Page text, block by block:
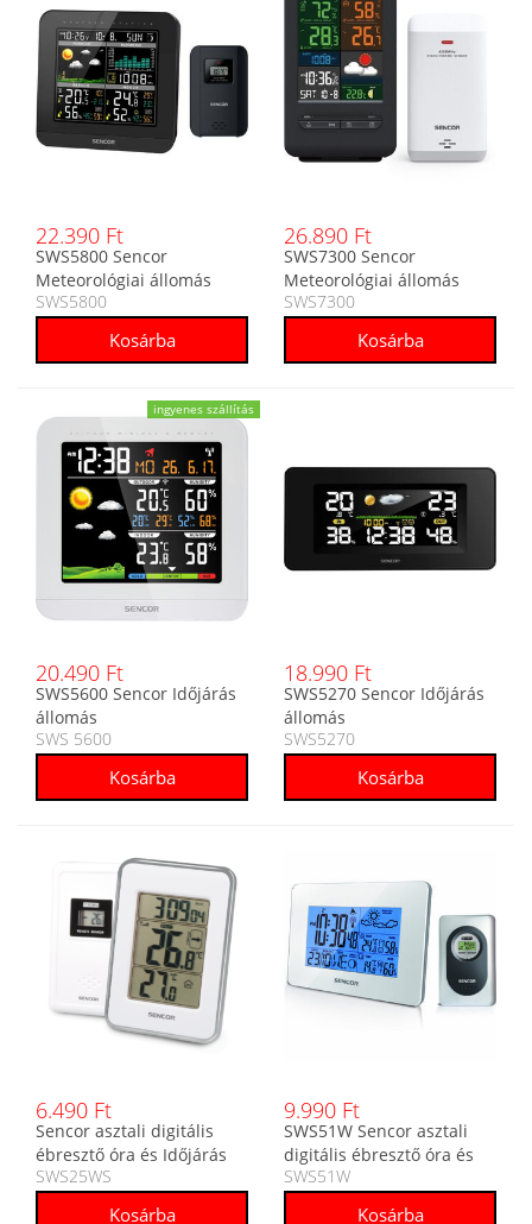
22.390 Ft
SWS5800 Sencor
Meteorológiai állomás
SWS5800
26.890 Ft
SWS7300 Sencor
Meteorológiai állomás
SWS7300
ingyenes szállítás
20.490 Ft
SWS5600 Sencor Időjárás
állomás
SWS 5600
18.990 Ft
SWS5270 Sencor Időjárás
állomás
SWS5270
6.490 Ft
Sencor asztali digitális
ébresztő óra és Időjárás
állomás SWS25WS
SWS25WS
9.990 Ft
SWS51W Sencor asztali
digitális ébresztő óra és
Időjárás állomás
SWS51W